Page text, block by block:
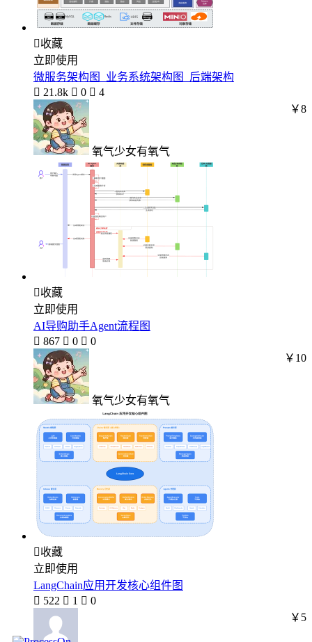
收藏
立即使用
微服务架构图_业务系统架构图_后端架构
 21.8k  0  4
氧气少女有氧气
￥8
收藏
立即使用
AI导购助手Agent流程图
 867  0  0
氧气少女有氧气
￥10
收藏
立即使用
LangChain应用开发核心组件图
 522  1  0
￥5